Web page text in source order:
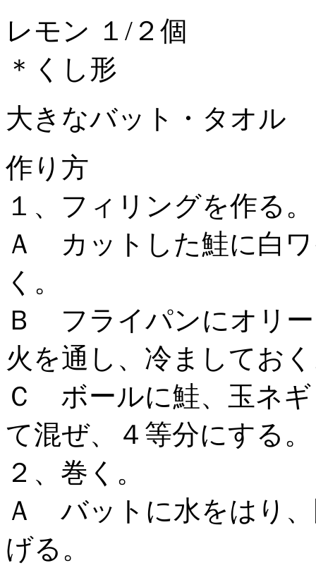
レモン １/２個
＊くし形
大きなバット・タオル
作り方
１、フィリングを作る。
Ａ カットした鮭に白
く。
Ｂ フライパンにオリ
火を通し、冷ましてお
Ｃ ボールに鮭、玉ネ
て混ぜ、４等分にする。
２、巻く。
Ａ バットに水をはり
げる。